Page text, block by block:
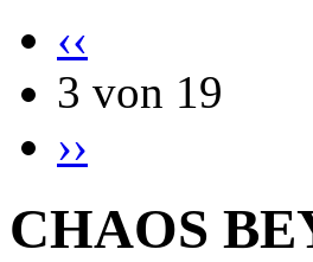
‹‹
3 von 19
››
CHAOS